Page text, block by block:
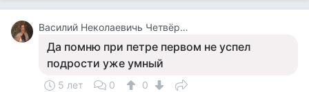
Василий Неколаевичь Четвёркин
Да помню при петре первом не успел
подрости уже умный
5 лет 0 0